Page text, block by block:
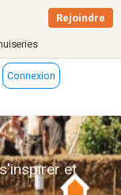
Rejoindre
Connexion
et